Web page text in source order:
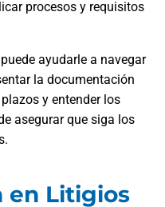
procesos y requisitos
ayudarle a navegar
la documentación
y entender los
asegurar que siga los
en Litigios